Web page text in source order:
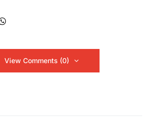
View Comments (0)